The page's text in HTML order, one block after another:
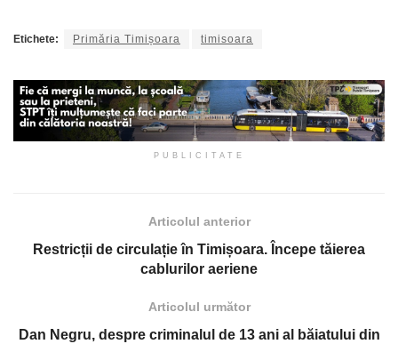
Etichete: Primăria Timișoara timisoara
PUBLICITATE
Articolul anterior
Restricții de circulație în Timișoara. Începe tăierea
cablurilor aeriene
Articolul următor
Dan Negru, despre criminalul de 13 ani al băiatului din